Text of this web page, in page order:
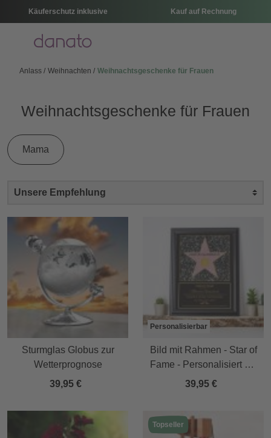
Käuferschutz inklusive Kauf auf Rechnung
Menü
Anlass Weihnachten Weihnachtsgeschenke für Frauen
Weihnachtsgeschenke für Frauen
Mama
Sturmglas Globus zur
Wetterprognose
39,95 €
Personalisierbar
Bild mit Rahmen - Star of
Fame - Personalisiert mit
Namen
39,95 €
Topseller